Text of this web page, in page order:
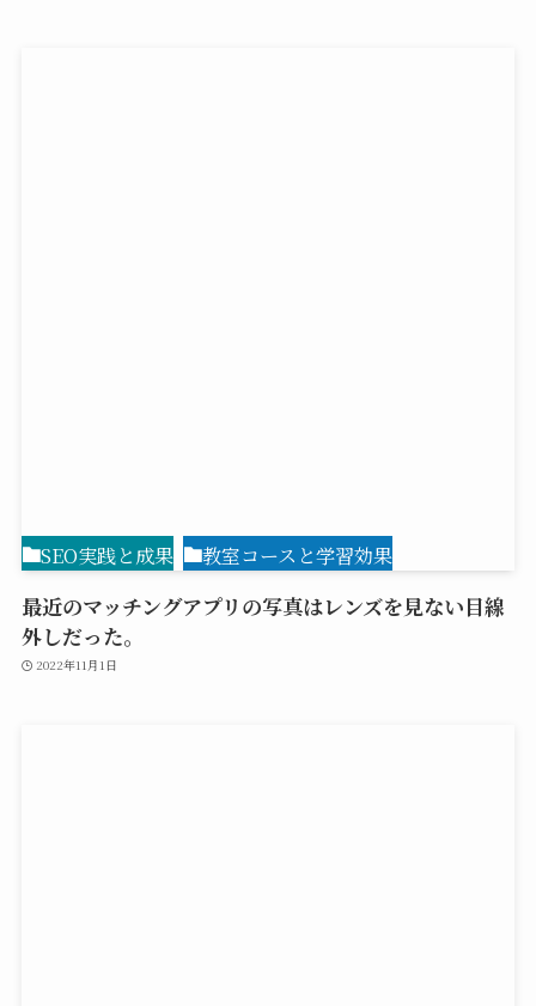
SEO実践と成果 教室コースと学習効果
最近のマッチングアプリの写真はレンズを見ない目線
外しだった。
2022年11月1日